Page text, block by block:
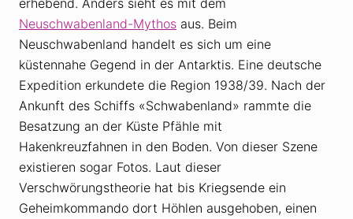
Neuschwabenland-Mythos aus. Beim
Neuschwabenland handelt es sich um eine
küstennahe Gegend in der Antarktis. Eine deutsche
Expedition erkundete die Region 1938/39. Nach der
Ankunft des Schiffs «Schwabenland» rammte die
Besatzung an der Küste Pfähle mit
Hakenkreuzfahnen in den Boden. Von dieser Szene
existieren sogar Fotos. Laut dieser
Verschwörungstheorie hat bis Kriegsende ein
Geheimkommando dort Höhlen ausgehoben, einen